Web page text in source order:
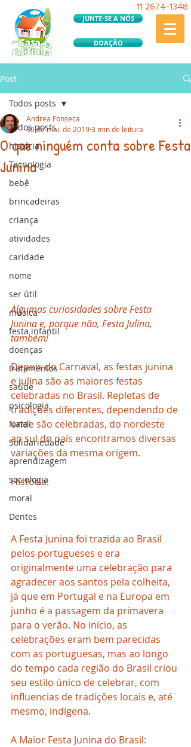
11 2674-1348
JUNTE-SE A NÓS
DOAÇÃO
Post
Todos posts
história
Tecnologia
bebê
brincadeiras
criança
atividades
caridade
nome
ser útil
música
festa infantil
doenças
tratamentos
saúde
psicologia
Natal
Solidariedade
aprendizagem
sociologia
moral
Dentes
Todos posts
O que ninguém conta sobre Festa
Junina
Andrea Fonseca
30 de mai. de 20193 min de leitura
Algumas curiosidades sobre Festa
Junina e, porque não, Festa Julina,
também!
Depois do Carnaval, as festas junina
e julina são as maiores festas
celebradas no Brasil. Repletas de
tradições diferentes, dependendo de
onde são celebradas, do nordeste
ao sul do país encontramos diversas
variações da mesma origem.
História:
A Festa Junina foi trazida ao Brasil
pelos portugueses e era
originalmente uma celebração para
agradecer aos santos pela colheita,
já que em Portugal e na Europa em
junho é a passagem da primavera
para o verão. No início, as
celebrações eram bem parecidas
com as portuguesas, mas ao longo
do tempo cada região do Brasil criou
seu estilo único de celebrar, com
influencias de tradições locais e, até
mesmo, indígena.
A Maior Festa Junina do Brasil: